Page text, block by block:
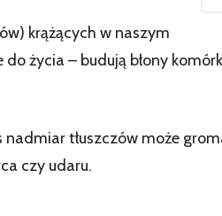
krążących w naszym
życia – budują błony
tłuszczów może
czy udaru.